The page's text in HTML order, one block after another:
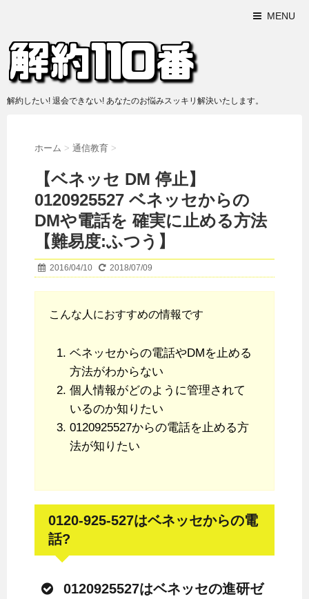
MENU
解約したい! 退会できない! あなたのお悩みスッキリ解決いたします。
ホーム > 通信教育 >
【ベネッセ DM 停止】
0120925527 ベネッセからの
DMや電話を 確実に止める方法
【難易度:ふつう】
2016/04/10 2018/07/09
こんな人におすすめの情報です
ベネッセからの電話やDMを止める
方法がわからない
個人情報がどのように管理されて
いるのか知りたい
0120925527からの電話を止める方
法が知りたい
0120-925-527はベネッセからの電
話?
0120925527はベネッセの進研ゼ